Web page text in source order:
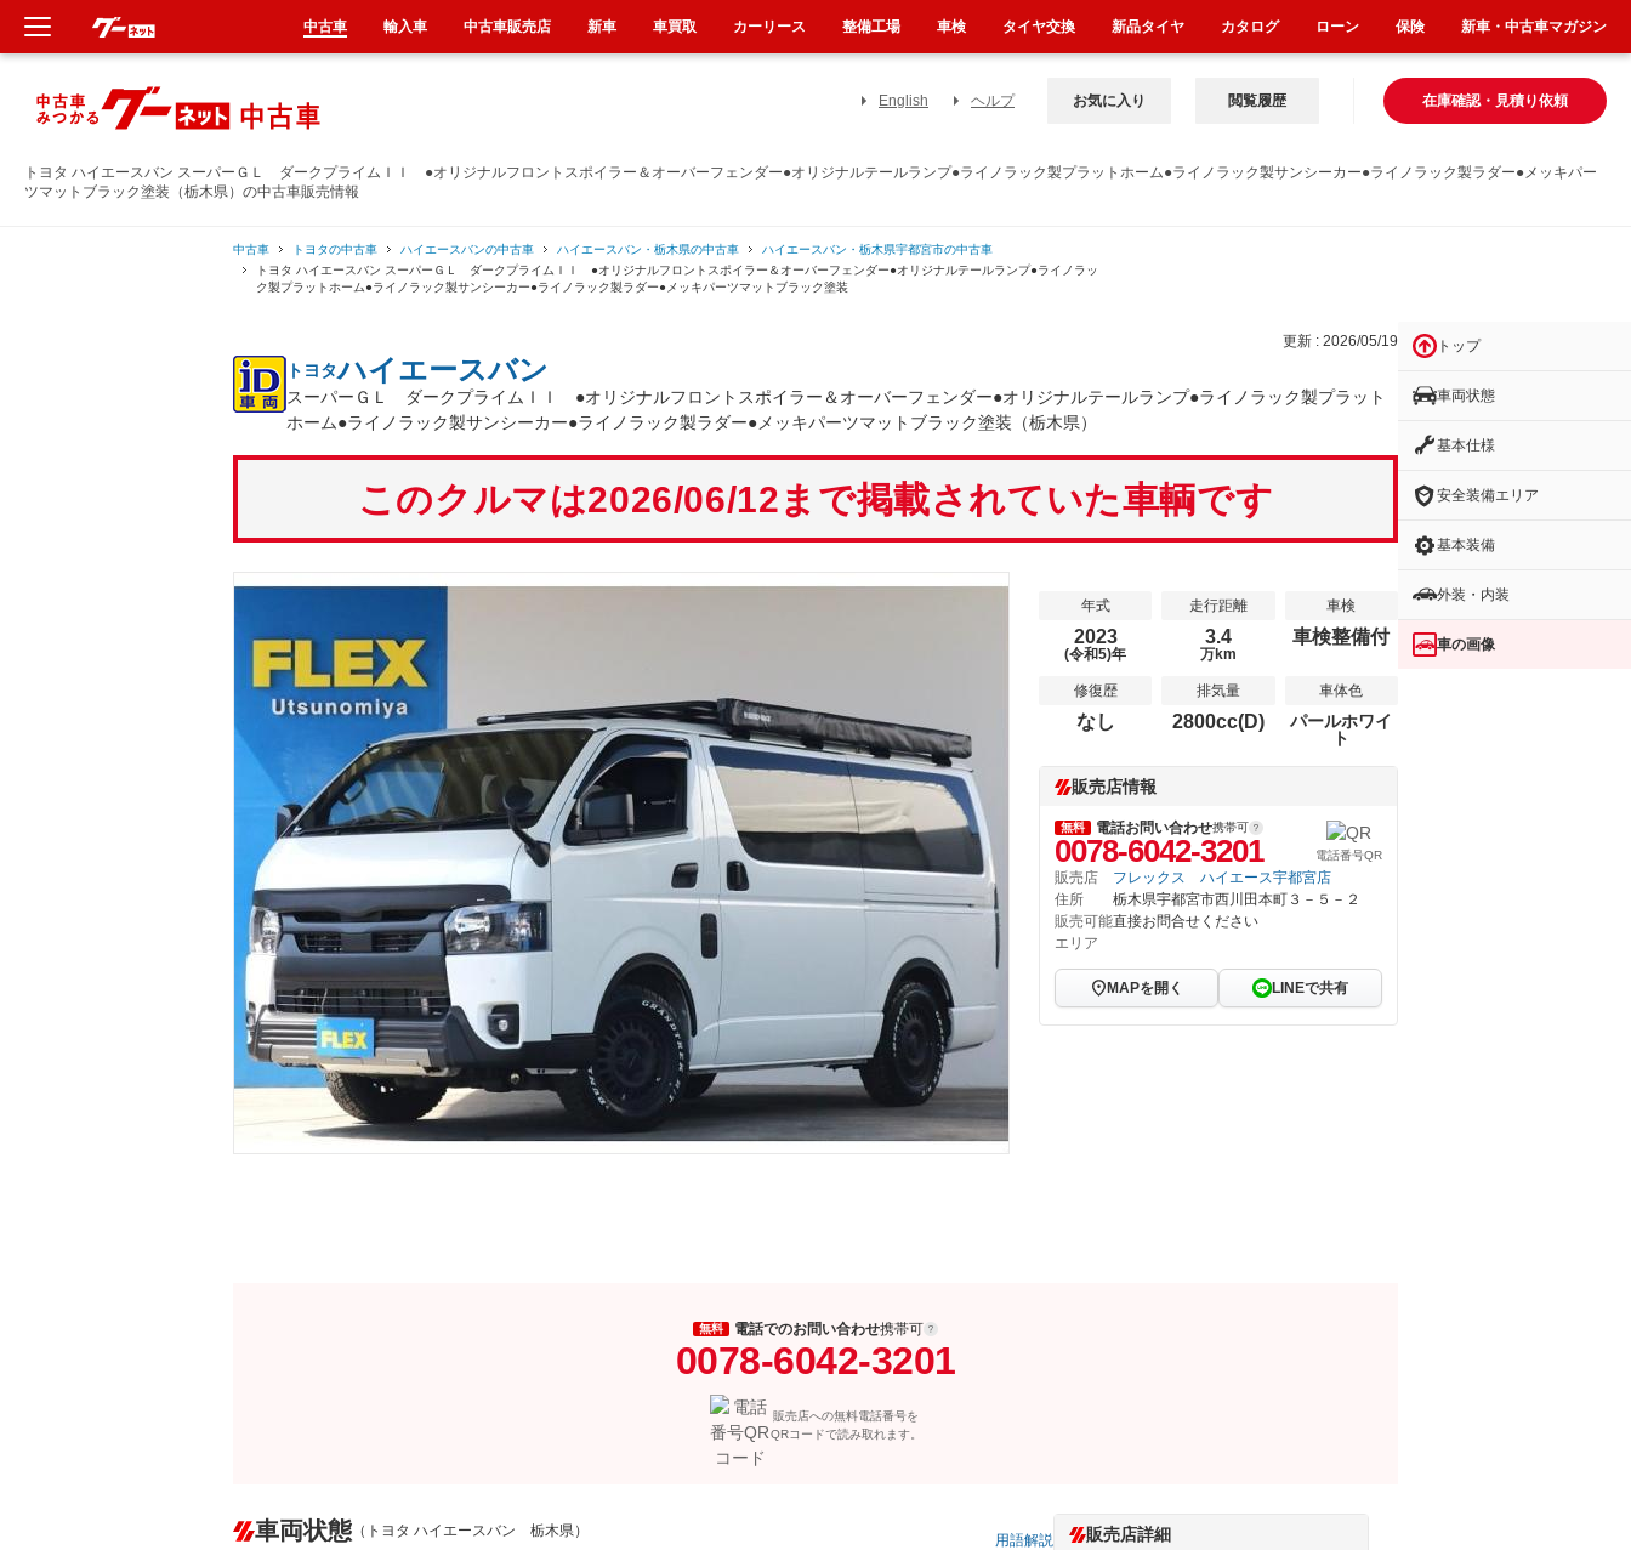
トヨタ ハイエースバン スーパーＧＬ ダークプライムＩＩ ●オリジナルフロントスポイラー＆オーバーフェンダー●オリジナルテールランプ●ライノラック製プラットホーム●ライノラック製サンシーカー●ライノラック製ラダー●メッキパー
ツマットブラック塗装（栃木県）の中古車販売情報
English ヘルプ 在庫確認・見積り依頼
お気に入り 閲覧履歴
中古車 トヨタの中古車 ハイエースバンの中古車 ハイエースバン・栃木県の中古車
ハイエースバン・栃木県宇都宮市の中古車
トヨタ ハイエースバン スーパーＧＬ ダークプライムＩＩ ●オリジナルフロントスポイラー＆オーバーフェンダー●オリジナルテールランプ●ライノラッ
ク製プラットホーム●ライノラック製サンシーカー●ライノラック製ラダー●メッキパーツマットブラック塗装
更新 : 2026/05/19
トヨタハイエースバン
スーパーＧＬ ダークプライムＩＩ ●オリジナルフロントスポイラー＆オーバーフェンダー●オリジナルテールランプ●ライノラック製プラット
ホーム●ライノラック製サンシーカー●ライノラック製ラダー●メッキパーツマットブラック塗装（栃木県）
このクルマは2026/06/12まで掲載されていた車輌です
年式
2023
(令和5)年
走行距離
3.4
万km
車検
車検整備付
修復歴
なし
排気量
2800cc(D)
車体色
パールホワイ
ト
販売店情報
無料 電話お問い合わせ携帯可
0078-6042-3201 電話番号QR
販売店
フレックス ハイエース宇都宮店
住所
栃木県宇都宮市西川田本町３－５－２
販売可能
エリア
直接お問合せください
MAPを開く LINEで共有
無料 電話でのお問い合わせ携帯可
0078-6042-3201
販売店への無料電話番号を
QRコードで読み取れます。
車両状態 （トヨタ ハイエースバン 栃木県）
用語解説 販売店詳細
トップ
車両状態
基本仕様
安全装備エリア
基本装備
外装・内装
車の画像
中古車 輸入車 中古車販売店 新車 車買取 カーリース 整備工場 車検 タイヤ交換 新品タイヤ カタログ ローン 保険 新車・中古車マガジン
新車
中古車